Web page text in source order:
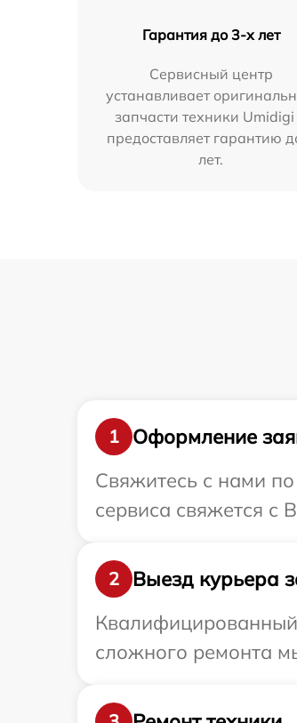
Гарантия до 3-х лет
Сервисный центр
устанавливает
запчасти техники Umidigi
предоставляет гарантию
лет.
1
Оформление
Свяжитесь с нами
сервиса свяжется с
2
Выезд курьера
Квалифицированный
сложного ремонта